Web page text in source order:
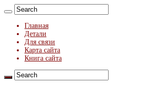
Главная
Детали
Для связи
Карта сайта
Книга сайта